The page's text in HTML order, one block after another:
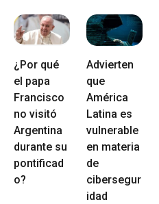
¿Por qué
el papa
Francisco
no visitó
Argentina
durante su
pontificad
o?
Advierten
que
América
Latina es
vulnerable
en materia
de
cibersegur
idad